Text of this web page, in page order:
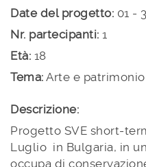
Date del progetto: 01 -
Nr. partecipanti: 1
Età: 18
Tema: Arte e
Descrizione:
Progetto SVE short-
Luglio in Bulgaria, in
occupa di